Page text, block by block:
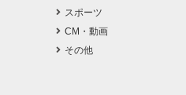
スポーツ
CM・動画
その他